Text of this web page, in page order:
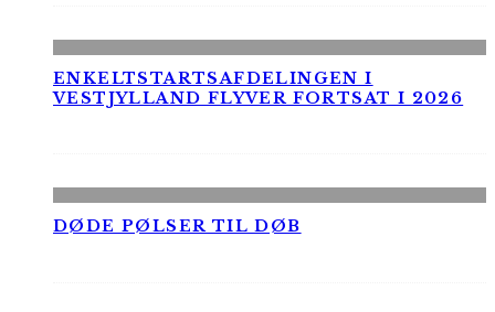
ENKELTSTARTSAFDELINGEN I
VESTJYLLAND FLYVER FORTSAT I 2026
DØDE PØLSER TIL DØB